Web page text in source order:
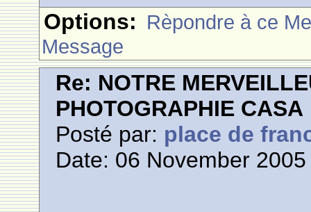
Options: Rèpondre à ce
Message
Re: NOTRE
PHOTOGRAPHIE CASA
Posté par: place de
Date: 06 November